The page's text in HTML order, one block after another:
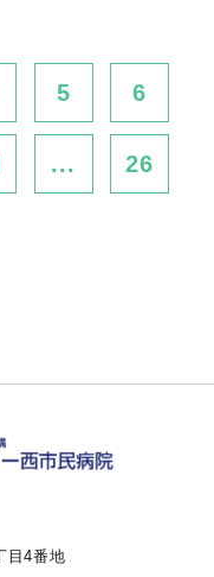
5 6
... 26
目4番地